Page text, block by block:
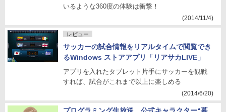
いるような360度の体験は衝撃！
(2014/11/4)
レビュー
サッカーの試合情報をリアルタイムで閲覧でき
るWindows ストアアプリ「リアサカLIVE」
アプリを入れたタブレット片手にサッカーを観戦
すれば、試合がこれまで以上に楽しめる
(2014/6/20)